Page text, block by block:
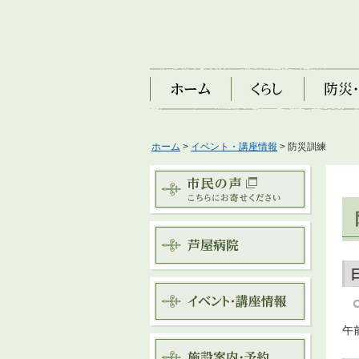
ホーム くらし 防災・安全
ホーム > イベント・講座情報 > 防災訓練
午